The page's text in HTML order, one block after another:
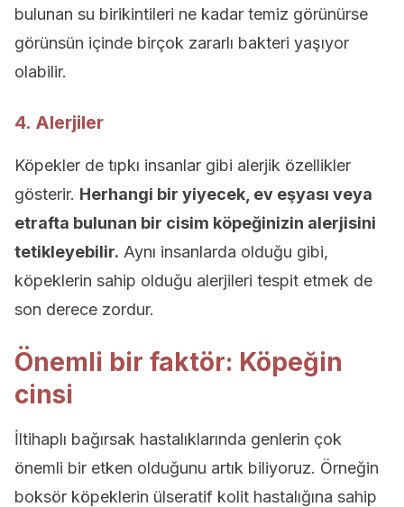
bulunan su birikintileri ne kadar temiz görünürse
görünsün içinde birçok zararlı bakteri yaşıyor
olabilir.
4. Alerjiler
Köpekler de tıpkı insanlar gibi alerjik özellikler
gösterir. Herhangi bir yiyecek, ev eşyası veya
etrafta bulunan bir cisim köpeğinizin alerjisini
tetikleyebilir. Aynı insanlarda olduğu gibi,
köpeklerin sahip olduğu alerjileri tespit etmek de
son derece zordur.
Önemli bir faktör: Köpeğin
cinsi
İltihaplı bağırsak hastalıklarında genlerin çok
önemli bir etken olduğunu artık biliyoruz. Örneğin
boksör köpeklerin ülseratif kolit hastalığına sahip